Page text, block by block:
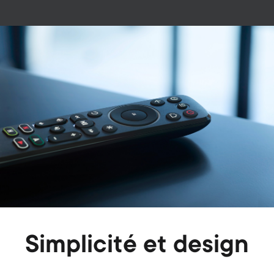
Simplicité et design